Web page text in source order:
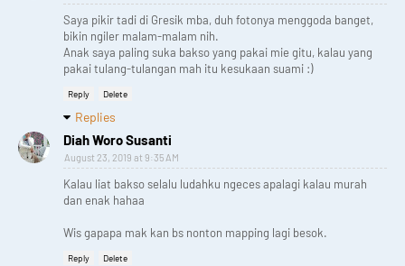
Saya pikir tadi di Gresik mba, duh fotonya menggoda banget,
bikin ngiler malam-malam nih.
Anak saya paling suka bakso yang pakai mie gitu, kalau yang
pakai tulang-tulangan mah itu kesukaan suami :)
Reply Delete
Replies
Diah Woro Susanti
August 23, 2019 at 9:35 AM
Kalau liat bakso selalu ludahku ngeces apalagi kalau murah
dan enak hahaa
Wis gapapa mak kan bs nonton mapping lagi besok.
Reply Delete